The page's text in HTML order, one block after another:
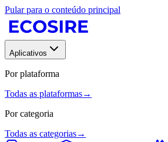
Pular para o conteúdo principal
Aplicativos
Por plataforma
Todas as plataformas→
Por categoria
Todas as categorias→